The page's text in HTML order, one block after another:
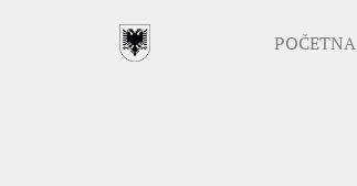
POČETNA